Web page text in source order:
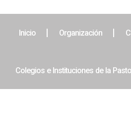
Inicio Organización
Colegios e Instituciones de la